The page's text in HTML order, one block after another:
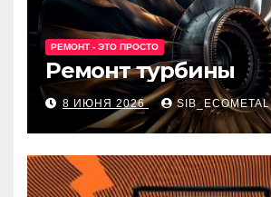
РЕМОНТ - ЭТО ПРОСТО
Ремонт турбины
8 ИЮНЯ 2026 SIB_ECOMETAL